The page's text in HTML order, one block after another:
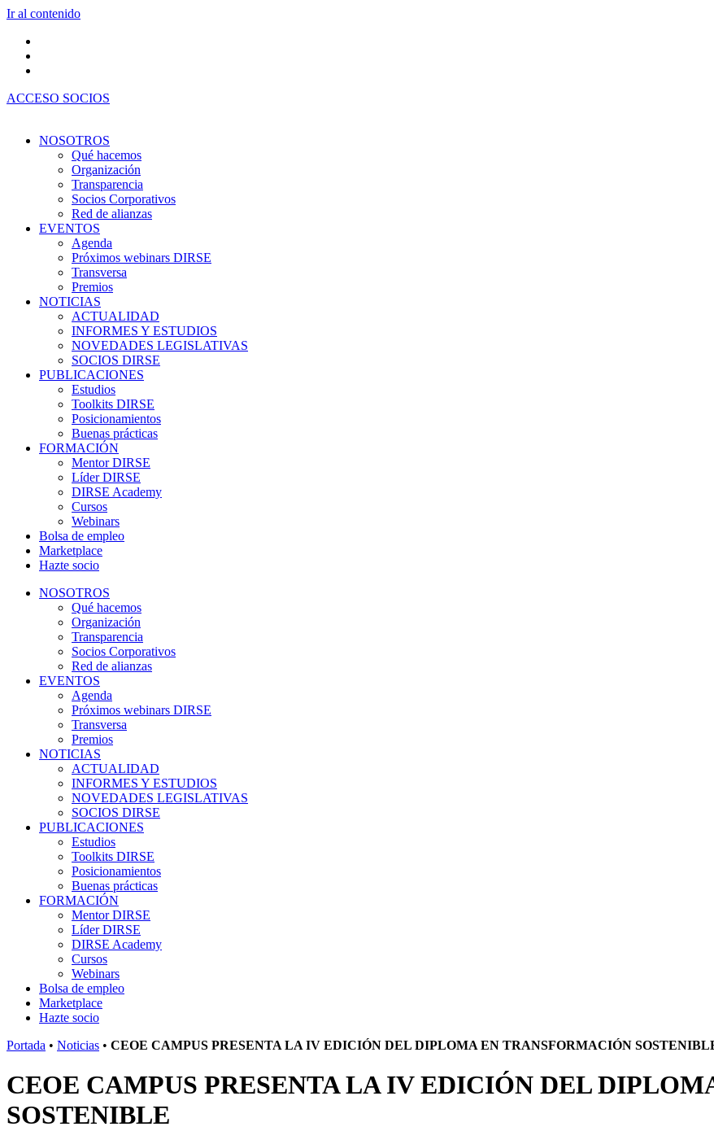
Ir al contenido
ACCESO SOCIOS
NOSOTROS
Qué hacemos
Organización
Transparencia
Socios Corporativos
Red de alianzas
EVENTOS
Agenda
Próximos webinars DIRSE
Transversa
Premios
NOTICIAS
ACTUALIDAD
INFORMES Y ESTUDIOS
NOVEDADES LEGISLATIVAS
SOCIOS DIRSE
PUBLICACIONES
Estudios
Toolkits DIRSE
Posicionamientos
Buenas prácticas
FORMACIÓN
Mentor DIRSE
Líder DIRSE
DIRSE Academy
Cursos
Webinars
Bolsa de empleo
Marketplace
Hazte socio
NOSOTROS
Qué hacemos
Organización
Transparencia
Socios Corporativos
Red de alianzas
EVENTOS
Agenda
Próximos webinars DIRSE
Transversa
Premios
NOTICIAS
ACTUALIDAD
INFORMES Y ESTUDIOS
NOVEDADES LEGISLATIVAS
SOCIOS DIRSE
PUBLICACIONES
Estudios
Toolkits DIRSE
Posicionamientos
Buenas prácticas
FORMACIÓN
Mentor DIRSE
Líder DIRSE
DIRSE Academy
Cursos
Webinars
Bolsa de empleo
Marketplace
Hazte socio
Portada • Noticias • CEOE CAMPUS PRESENTA LA IV EDICIÓN DEL DIPLOMA EN TRANSFORMACIÓN
CEOE CAMPUS PRESENTA LA IV EDICIÓN DEL
SOSTENIBLE